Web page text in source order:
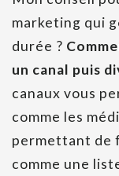
marketing qui
durée ?
un canal puis
canaux vous
comme les
permettant de
comme une